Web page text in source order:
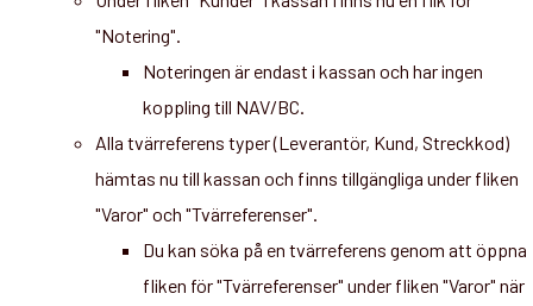
"Notering".
Noteringen är endast i kassan och har ingen
koppling till NAV/BC.
Alla tvärreferens typer (Leverantör, Kund, Streckkod)
hämtas nu till kassan och finns tillgängliga under fliken
"Varor" och "Tvärreferenser".
Du kan söka på en tvärreferens genom att öppna
fliken för "Tvärreferenser" under fliken "Varor" när